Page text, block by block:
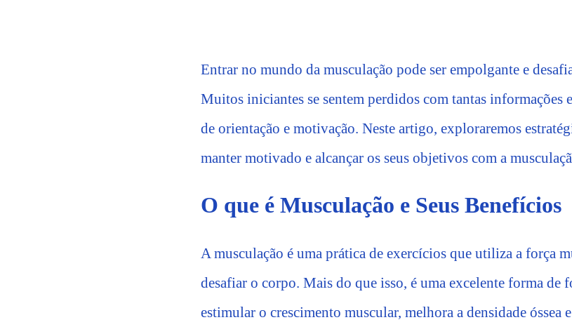
Entrar no mundo da musculação pode ser empolgante e
Muitos iniciantes se sentem perdidos com tantas informações
de orientação e motivação. Neste artigo, exploraremos
manter motivado e alcançar os seus objetivos com a
O que é Musculação e Seus Benefícios
A musculação é uma prática de exercícios que utiliza a força
desafiar o corpo. Mais do que isso, é uma excelente forma de
estimular o crescimento muscular, melhora a densidade óssea